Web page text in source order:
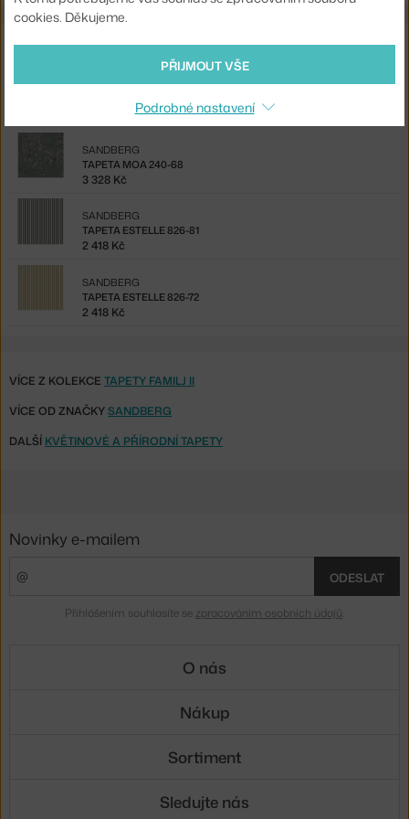
Ze stejné kolekce
SANDBERG
TAPETA MOA 240-68
SANDBERG
3 328 Kč
TAPETA ESTELLE 826-81
SANDBERG
2 418 Kč
TAPETA ESTELLE 826-72
SANDBERG
2 418 Kč
VÍCE Z KOLEKCE TAPETY FAMILJ II
VÍCE OD ZNAČKYSANDBERG
DALŠÍ KVĚTINOVÉ A PŘÍRODNÍ TAPETY
cookies. Děkujeme.
PŘIJMOUT VŠE
Podrobné nastavení
Novinky e-mailem
ODESLAT
Přihlášením souhlasíte se zpracováním osobních údajů
O nás
Nákup
Sortiment
Sledujte nás